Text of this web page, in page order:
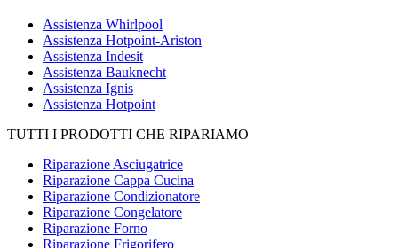
Assistenza Whirlpool
Assistenza Hotpoint-Ariston
Assistenza Indesit
Assistenza Bauknecht
Assistenza Ignis
Assistenza Hotpoint
TUTTI I PRODOTTI CHE RIPARIAMO
Riparazione Asciugatrice
Riparazione Cappa Cucina
Riparazione Condizionatore
Riparazione Congelatore
Riparazione Forno
Riparazione Frigorifero